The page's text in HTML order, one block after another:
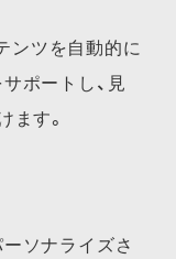
ンツを自動的に
ポートし、見
す。
ソナライズさ